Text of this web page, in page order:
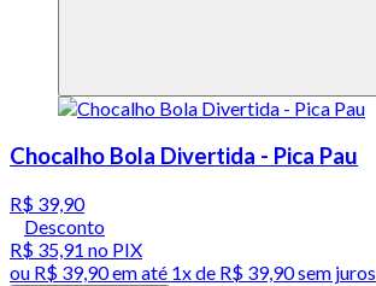
Chocalho Bola Divertida - Pica Pau
R$ 39,90
Desconto
R$ 35,91 no PIX
ou R$ 39,90em até 1x de R$ 39,90sem juros